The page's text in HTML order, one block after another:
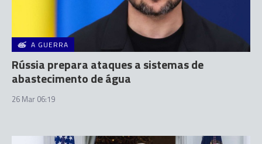
A GUERRA
Rússia prepara ataques a sistemas de
abastecimento de água
26 Mar 06:19